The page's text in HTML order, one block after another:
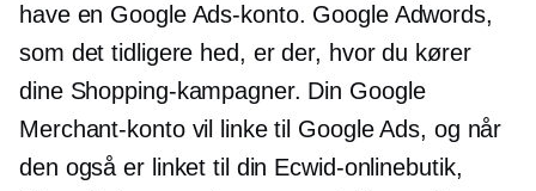
have en Google Ads-konto. Google Adwords,
som det tidligere hed, er der, hvor du kører
dine Shopping-kampagner. Din Google
Merchant-konto vil linke til Google Ads, og når
den også er linket til din Ecwid-onlinebutik,